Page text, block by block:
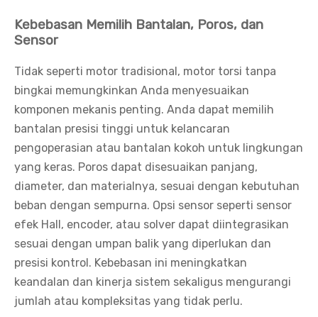
Kebebasan Memilih Bantalan, Poros, dan
Sensor
Tidak seperti motor tradisional, motor torsi tanpa
bingkai memungkinkan Anda menyesuaikan
komponen mekanis penting. Anda dapat memilih
bantalan presisi tinggi untuk kelancaran
pengoperasian atau bantalan kokoh untuk lingkungan
yang keras. Poros dapat disesuaikan panjang,
diameter, dan materialnya, sesuai dengan kebutuhan
beban dengan sempurna. Opsi sensor seperti sensor
efek Hall, encoder, atau solver dapat diintegrasikan
sesuai dengan umpan balik yang diperlukan dan
presisi kontrol. Kebebasan ini meningkatkan
keandalan dan kinerja sistem sekaligus mengurangi
jumlah atau kompleksitas yang tidak perlu.